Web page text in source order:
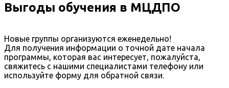
Выгоды обучения в МЦДПО
Новые группы организуются еженедельно!
Для получения информации о точной дате начала
программы, которая вас интересует, пожалуйста,
свяжитесь с нашими специалистами телефону или
используйте форму для обратной связи.